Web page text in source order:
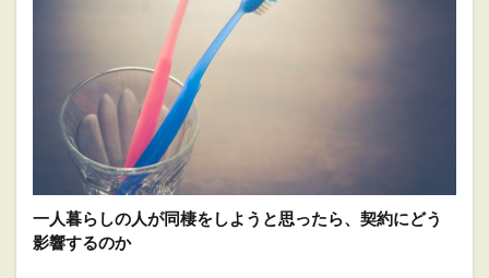
一人暮らしの人が同棲をしようと思ったら、契約にどう
影響するのか